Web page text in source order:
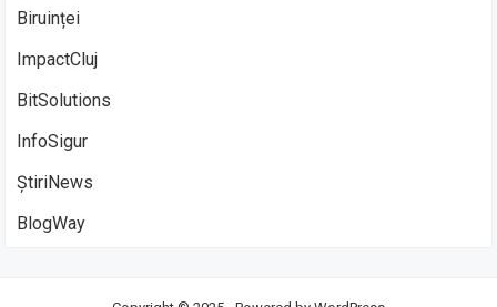
Biruinței
ImpactCluj
BitSolutions
InfoSigur
ȘtiriNews
BlogWay